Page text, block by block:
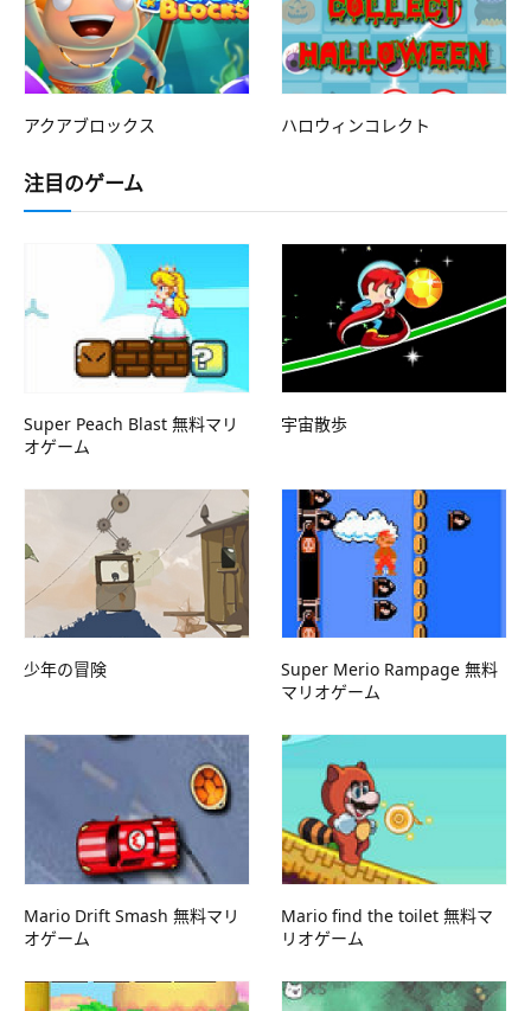
アクアブロックス ハロウィンコレクト
注目のゲーム
Super Peach Blast 無料マリ
オゲーム
宇宙散歩
少年の冒険
Super Merio Rampage 無料
マリオゲーム
Mario Drift Smash 無料マリ
オゲーム
Mario find the toilet 無料マ
リオゲーム